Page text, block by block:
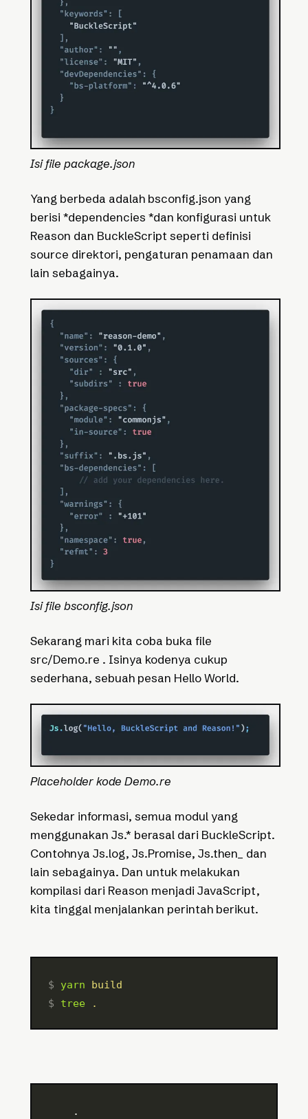
Isi file package.json
Yang berbeda adalah bsconfig.json yang
berisi *dependencies *dan konfigurasi untuk
Reason dan BuckleScript seperti definisi
source direktori, pengaturan penamaan dan
lain sebagainya.
Isi file bsconfig.json
Sekarang mari kita coba buka file
src/Demo.re . Isinya kodenya cukup
sederhana, sebuah pesan Hello World.
Placeholder kode Demo.re
Sekedar informasi, semua modul yang
menggunakan Js.* berasal dari BuckleScript.
Contohnya Js.log, Js.Promise, Js.then_ dan
lain sebagainya. Dan untuk melakukan
kompilasi dari Reason menjadi JavaScript,
kita tinggal menjalankan perintah berikut.
$ yarn build
$ tree .
    .